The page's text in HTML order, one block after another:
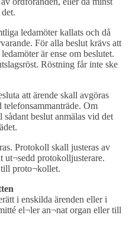
ledamöter kallats och då
För alla beslut krävs att
är ense om beslutet.
Röstning får inte ske
att ärende skall avgöras
Om
beslut anmälas vid det
Protokoll skall justeras av
ut¬sedd protokolljusterare.
proto¬kollet.
i enskilda ärenden eller i
el¬ler an¬nat organ eller till